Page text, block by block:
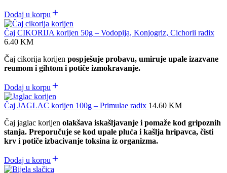
Dodaj u korpu
Čaj CIKORIJA korijen 50g – Vodopija, Konjogriz, Cichorii radix
6.40 KM
Čaj cikorija korijen pospješuje probavu, umiruje upale izazvane
reumom i gihtom i potiče izmokravanje.
Dodaj u korpu
Čaj JAGLAC korijen 100g – Primulae radix 14.60 KM
Čaj jaglac korijen olakšava iskašljavanje i pomaže kod gripoznih
stanja. Preporučuje se kod upale pluća i kašlja hripavca, čisti
krv i potiče izbacivanje toksina iz organizma.
Dodaj u korpu